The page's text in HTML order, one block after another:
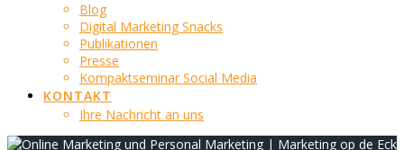
Blog
Digital Marketing Snacks
Publikationen
Presse
Kompaktseminar Social Media
KONTAKT
Ihre Nachricht an uns